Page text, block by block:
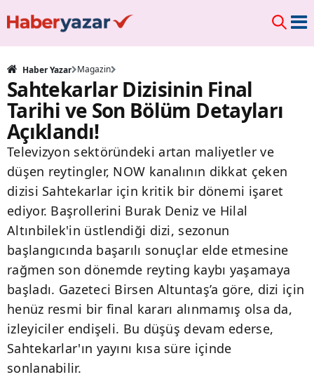
Haber Yazar Magazin
Sahtekarlar Dizisinin Final
Tarihi ve Son Bölüm Detayları
Açıklandı!
Televizyon sektöründeki artan maliyetler ve
düşen reytingler, NOW kanalının dikkat çeken
dizisi Sahtekarlar için kritik bir dönemi işaret
ediyor. Başrollerini Burak Deniz ve Hilal
Altınbilek'in üstlendiği dizi, sezonun
başlangıcında başarılı sonuçlar elde etmesine
rağmen son dönemde reyting kaybı yaşamaya
başladı. Gazeteci Birsen Altuntaş’a göre, dizi için
henüz resmi bir final kararı alınmamış olsa da,
izleyiciler endişeli. Bu düşüş devam ederse,
Sahtekarlar'ın yayını kısa süre içinde
sonlanabilir.